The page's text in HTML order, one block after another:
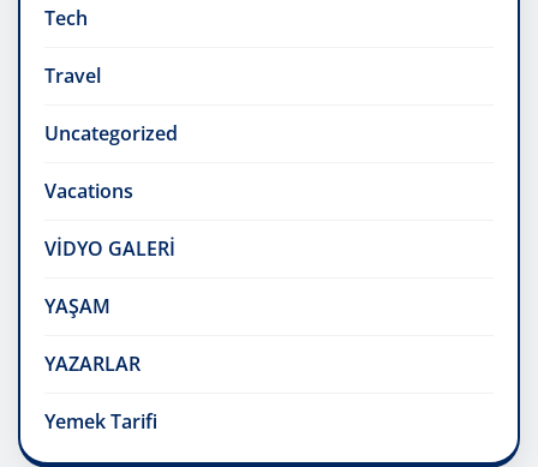
Tech
Travel
Uncategorized
Vacations
VİDYO GALERİ
YAŞAM
YAZARLAR
Yemek Tarifi